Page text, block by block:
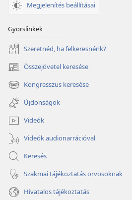
Megjelenítés beállításai
Gyorslinkek
Szeretnéd, ha felkeresnénk?
Összejövetel keresése
(opens
new
window)
Kongresszus keresése
(opens
new
window)
Újdonságok
Videók
Videók audionarrációval
Keresés
Szakmai tájékoztatás orvosoknak
Hivatalos tájékoztatás